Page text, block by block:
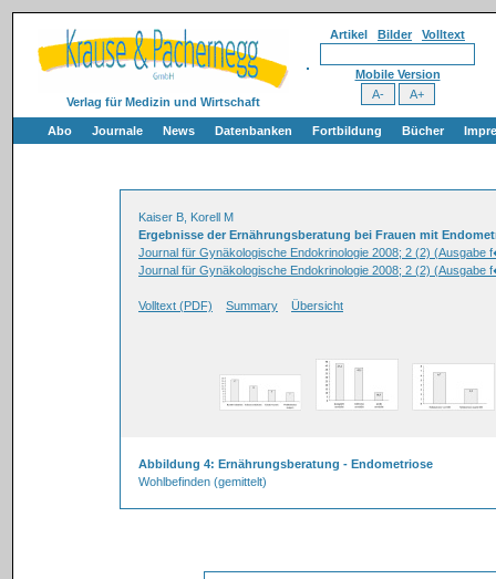
Verlag für Medizin und Wirtschaft
Artikel Bilder Volltext
Mobile Version
Abo Journale News Datenbanken Fortbildung Bücher
Kaiser B, Korell M
Ergebnisse der Ernährungsberatung bei Frauen mit
Journal für Gynäkologische Endokrinologie 2008; 2 (2) (Ausgabe
Journal für Gynäkologische Endokrinologie 2008; 2 (2) (Ausgabe
Volltext (PDF) Summary Übersicht
Abbildung 4: Ernährungsberatung - Endometriose
Wohlbefinden (gemittelt)